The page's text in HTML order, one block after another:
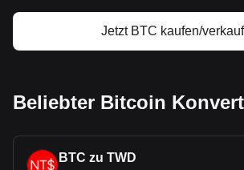
Jetzt BTC kaufen/
Beliebter Bitcoin
BTC zu TWD